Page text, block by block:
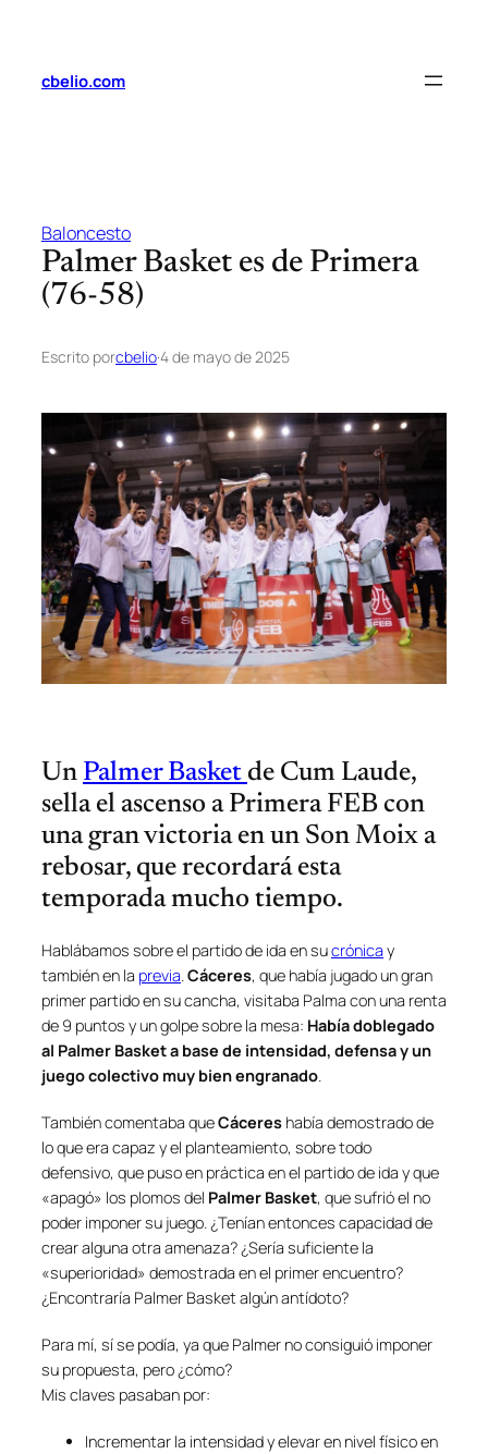
contenido
cbelio.com
Baloncesto
Palmer Basket es de Primera
(76-58)
Escrito porcbelio·4 de mayo de 2025
Un Palmer Basket de Cum Laude,
sella el ascenso a Primera FEB con
una gran victoria en un Son Moix a
rebosar, que recordará esta
temporada mucho tiempo.
Hablábamos sobre el partido de ida en sucrónicay
también en la previa.Cáceres, que había jugado un gran
primer partido en su cancha, visitaba Palma con una renta
de 9 puntos y un golpe sobre la mesa: Había doblegado
al Palmer Basket a base de intensidad, defensa y un
juego colectivo muy bien engranado.
También comentaba queCáceres había demostrado de
lo que era capaz y el planteamiento, sobre todo
defensivo, que puso en práctica en el partido de ida y que
«apagó» los plomos del Palmer Basket, que sufrió el no
poder imponer su juego. ¿Tenían entonces capacidad de
crear alguna otra amenaza? ¿Sería suficiente la
«superioridad» demostrada en el primer encuentro?
¿Encontraría Palmer Basket algún antídoto?
Para mí, sí se podía, ya que Palmer no consiguió imponer
su propuesta, pero ¿cómo?
Mis claves pasaban por:
Incrementar la intensidad y elevar en nivel físico en